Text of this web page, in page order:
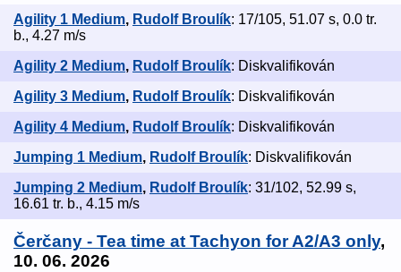
Agility 1 Medium, Rudolf Broulík: 17/105, 51.07 s, 0.0 tr.
b., 4.27 m/s
Agility 2 Medium, Rudolf Broulík: Diskvalifikován
Agility 3 Medium, Rudolf Broulík: Diskvalifikován
Agility 4 Medium, Rudolf Broulík: Diskvalifikován
Jumping 1 Medium, Rudolf Broulík: Diskvalifikován
Jumping 2 Medium, Rudolf Broulík: 31/102, 52.99 s,
16.61 tr. b., 4.15 m/s
Čerčany - Tea time at Tachyon for A2/A3 only,
10. 06. 2026